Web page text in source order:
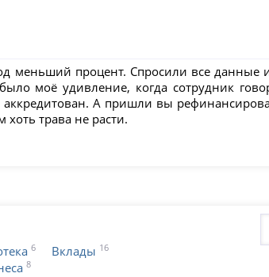
меньший процент. Спросили все данные
моё удивление, когда сотрудник
А пришли вы
трава не расти.
6 Вклады 16
8